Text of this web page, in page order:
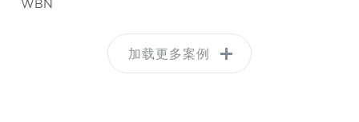
WBN
加载更多案例